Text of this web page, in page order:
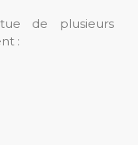
de plusieurs
: